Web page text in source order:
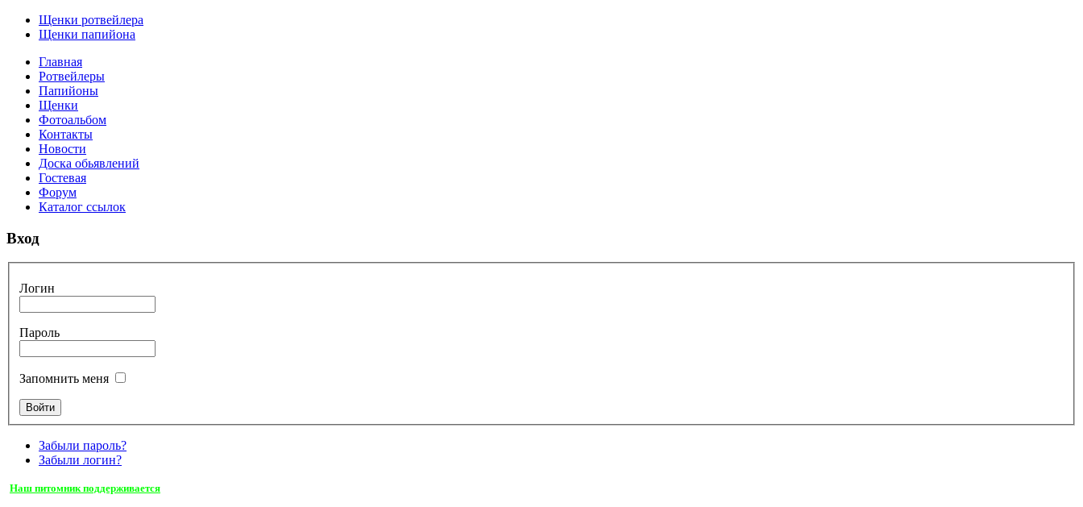
Щенки ротвейлера
Щенки папийона
Главная
Ротвейлеры
Папийоны
Щенки
Фотоальбом
Контакты
Новости
Доска обьявлений
Гостевая
Форум
Каталог ссылок
Вход
Логин
Пароль
Запомнить меня
Забыли пароль?
Забыли логин?
Наш питомник поддерживается